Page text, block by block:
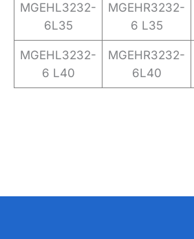
MGEHL3232-
6L35
MGEHR3232-
6 L35
MGEHL3232-
6 L40
MGEHR3232-
6L40